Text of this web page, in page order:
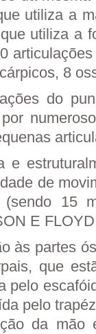
utiliza a
utiliza a
8
do
e
de
(sendo 15
E
às partes
que
pelo
pelo
da mão